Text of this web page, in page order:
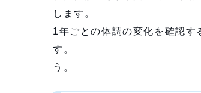
します。
1年ごとの体調の変化を確認す
す。 ぜひ
う